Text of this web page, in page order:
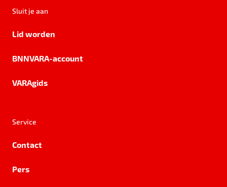
Sluit je aan
Lid worden
BNNVARA-account
VARAgids
Service
Contact
Pers